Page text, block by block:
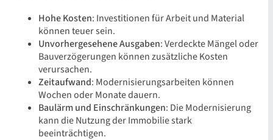
Hohe Kosten: Investitionen für Arbeit und Material
können teuer sein.
Unvorhergesehene Ausgaben: Verdeckte Mängel oder
Bauverzögerungen können zusätzliche Kosten
verursachen.
Zeitaufwand: Modernisierungsarbeiten können
Wochen oder Monate dauern.
Baulärm und Einschränkungen: Die Modernisierung
kann die Nutzung der Immobilie stark
beeinträchtigen.